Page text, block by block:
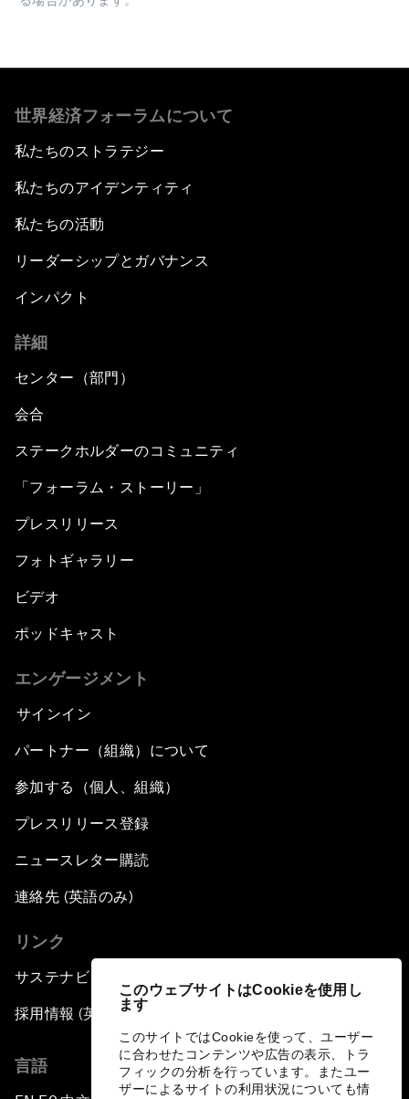
このウェブサイトはCookieを使用し
ます
このサイトではCookieを使って、ユーザー
に合わせたコンテンツや広告の表示、トラ
フィックの分析を行っています。またユー
ザーによるサイトの利用状況についても情
世界経済フォーラムについて
私たちのストラテジー
私たちのアイデンティティ
私たちの活動
リーダーシップとガバナンス
インパクト
詳細
センター（部門）
会合
ステークホルダーのコミュニティ
「フォーラム・ストーリー」
プレスリリース
フォトギャラリー
ビデオ
ポッドキャスト
エンゲージメント
サインイン
パートナー（組織）について
参加する（個人、組織）
プレスリリース登録
ニュースレター購読
連絡先 (英語のみ)
リンク
サステナビリティへの取り組み
採用情報 (英語のみ)
言語